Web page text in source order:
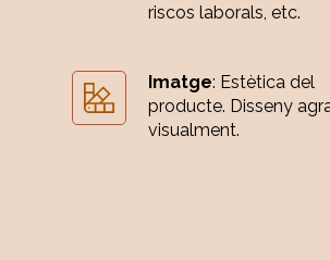
riscos laborals, etc.
Imatge: Estètica del
producte. Disseny
visualment.